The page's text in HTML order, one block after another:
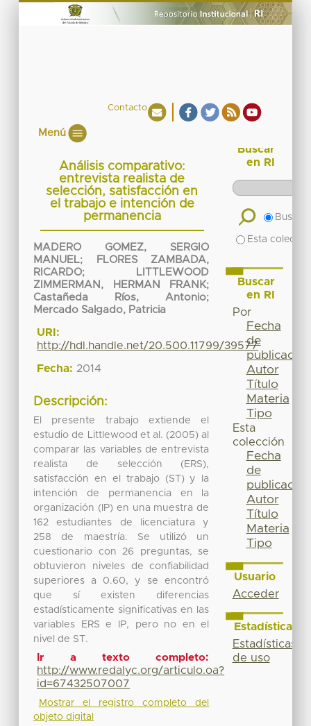
Contacto
Menú
Análisis comparativo:
entrevista realista de
selección, satisfacción en
el trabajo e intención de
permanencia
MADERO GOMEZ, SERGIO
MANUEL;
FLORES ZAMBADA,
RICARDO;
LITTLEWOOD
ZIMMERMAN, HERMAN FRANK;
Castañeda Ríos, Antonio;
Mercado Salgado, Patricia
URI:
http://hdl.handle.net/20.500.11799/39577
Fecha: 2014
Descripción:
El presente trabajo extiende el
estudio de Littlewood et al. (2005) al
comparar las variables de entrevista
realista de selección (ERS),
satisfacción en el trabajo (ST) y la
intención de permanencia en la
organización (IP) en una muestra de
162 estudiantes de licenciatura y
258 de maestría. Se utilizó un
cuestionario con 26 preguntas, se
obtuvieron niveles de confiabilidad
superiores a 0.60, y se encontró
que sí existen diferencias
estadísticamente significativas en las
variables ERS e IP, pero no en el
nivel de ST.
Ir a texto completo:
http://www.redalyc.org/articulo.oa?
id=67432507007
Mostrar el registro completo del
objeto digital
Buscar
en RI
Buscar
Esta
Buscar
en RI
Por
Fecha
de
publicación
Autor
Título
Materia
Tipo
Esta
colección
Fecha
de
publicación
Autor
Título
Materia
Tipo
Usuario
Acceder
Estadísticas
Estadísticas
de uso